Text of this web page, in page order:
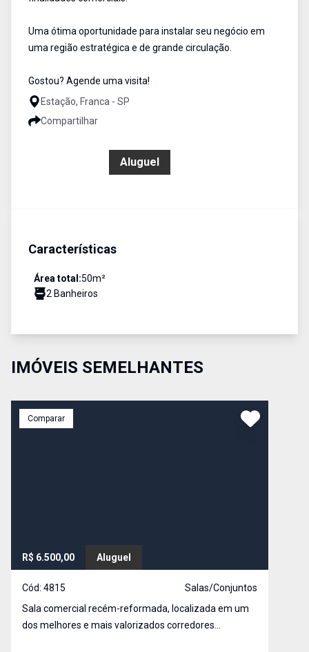
Uma ótima oportunidade para instalar seu negócio em
uma região estratégica e de grande circulação.
Gostou? Agende uma visita!
Estação, Franca - SP
Compartilhar
Aluguel
Características
Área total:50m²
2 Banheiros
IMÓVEIS SEMELHANTES
Comparar
R$ 6.500,00 Aluguel
Cód: 4815
Salas/Conjuntos
Sala comercial recém-reformada, localizada em um
dos melhores e mais valorizados corredores